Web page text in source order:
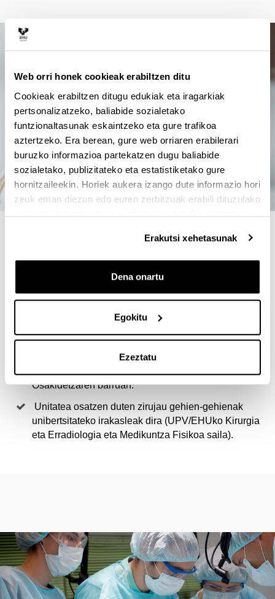
Web orri honek cookieak erabiltzen ditu
Cookieak erabiltzen ditugu edukiak eta iragarkiak
pertsonalizatzeko, baliabide sozialetako
funtzionaltasunak eskaintzeko eta gure trafikoa
aztertzeko. Era berean, gure web orriaren erabilerari
buruzko informazioa partekatzen dugu baliabide
sozialetako, publizitateko eta estatistiketako gure
hornitzaileekin. Horiek aukera izango dute informazio hori
zeuk eman diezun edo euren zerbitzuak erabili dituzulako
eskuratu duten bestelako informazio batekin uztartzeko.
Erakutsi xehetasunak
Dena onartu
Egokitu
Ezeztatu
4 ARRAZOI TITULU HAU
eskaintzen unibertsitate ikastaro bakarra da.
Oso ospitale gutxitan sortu da patologia horretan
espezializatutako Unitate Espezifiko bat.
Basurtuko Unibertsitate Ospitalearen APK unitatea
Osakidetzaren barruan.
Unitatea osatzen duten zirujau gehien-gehienak
unibertsitateko irakasleak dira (UPV/EHUko Kirurgia
eta Erradiologia eta Medikuntza Fisikoa saila).